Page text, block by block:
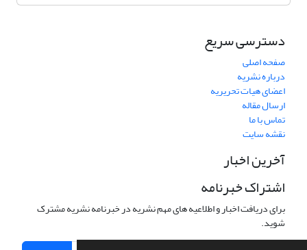
دسترسی سریع
صفحه اصلی
درباره نشریه
اعضای هیات تحریریه
ارسال مقاله
تماس با ما
نقشه سایت
آخرین اخبار
اشتراک خبرنامه
برای دریافت اخبار و اطلاعیه های مهم نشریه در خبرنامه نشریه مشترک
شوید.